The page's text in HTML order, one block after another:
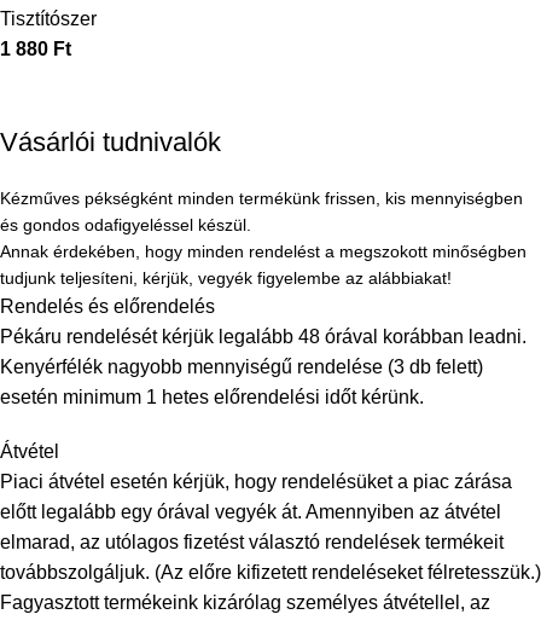
Tisztítószer
1 880 Ft
Vásárlói tudnivalók
Kézműves pékségként minden termékünk frissen, kis mennyiségben
és gondos odafigyeléssel készül.
Annak érdekében, hogy minden rendelést a megszokott minőségben
tudjunk teljesíteni, kérjük, vegyék figyelembe az alábbiakat!
Rendelés és előrendelés
Pékáru rendelését kérjük legalább 48 órával korábban leadni.
Kenyérfélék nagyobb mennyiségű rendelése (3 db felett)
esetén minimum 1 hetes előrendelési időt kérünk.
Átvétel
Piaci átvétel esetén kérjük, hogy rendelésüket a piac zárása
előtt legalább egy órával vegyék át. Amennyiben az átvétel
elmarad, az utólagos fizetést választó rendelések termékeit
továbbszolgáljuk. (Az előre kifizetett rendeléseket félretesszük.)
Fagyasztott termékeink kizárólag személyes átvétellel, az